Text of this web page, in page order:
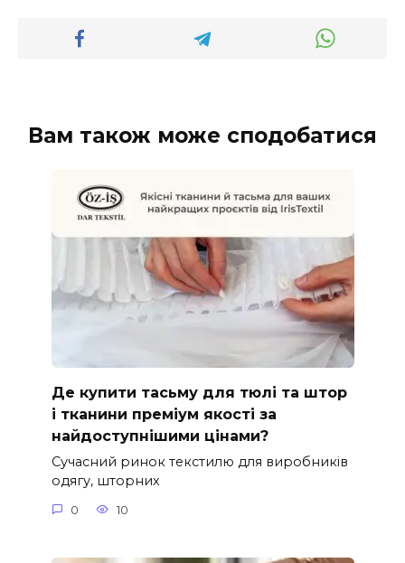
Вам також може сподобатися
Де купити тасьму для тюлі та штор
і тканини преміум якості за
найдоступнішими цінами?
Сучасний ринок текстилю для виробників
одягу, шторних
0 10